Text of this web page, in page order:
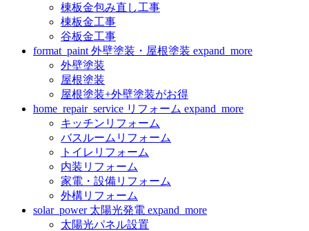
棟板金包み直し工事
棟板金工事
谷板金工事
format_paint 外壁塗装・屋根塗装 expand_more
外壁塗装
屋根塗装
屋根塗装+外壁塗装がお得
home_repair_service リフォーム expand_more
キッチンリフォーム
バスルームリフォーム
トイレリフォーム
内装リフォーム
家電・設備リフォーム
外構リフォーム
solar_power 太陽光発電 expand_more
太陽光パネル設置